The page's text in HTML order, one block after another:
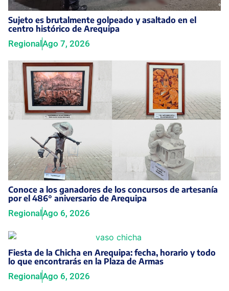
Sujeto es brutalmente golpeado y asaltado en el
centro histórico de Arequipa
Regional Ago 7, 2026
Conoce a los ganadores de los concursos de artesanía
por el 486° aniversario de Arequipa
Regional Ago 6, 2026
Fiesta de la Chicha en Arequipa: fecha, horario y todo
lo que encontrarás en la Plaza de Armas
RegionalAgo 6, 2026